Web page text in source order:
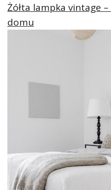
Żółta lampka vintage
domu